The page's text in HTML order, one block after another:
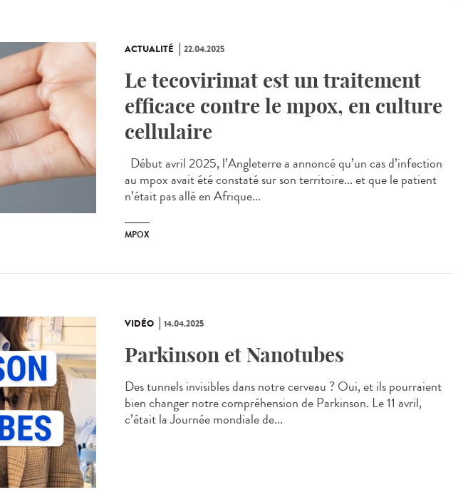
ACTUALITÉ 22.04.2025
Le tecovirimat est un traitement
efficace contre le mpox, en culture
cellulaire
Début avril 2025, l’Angleterre a annoncé qu’un cas d’infection
au mpox avait été constaté sur son territoire... et que le patient
n’était pas allé en Afrique...
MPOX
VIDÉO 14.04.2025
Parkinson et Nanotubes
Des tunnels invisibles dans notre cerveau ? Oui, et ils pourraient
bien changer notre compréhension de Parkinson. Le 11 avril,
c’était la Journée mondiale de...